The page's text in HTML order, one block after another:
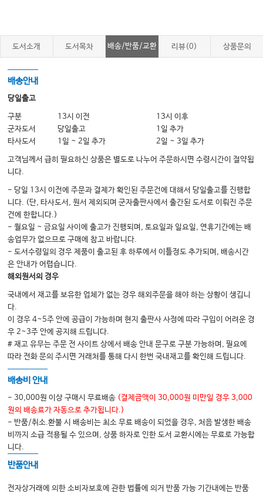
도서소개 도서목차 배송/반품/교환 리뷰(0) 상품문의
배송안내
당일출고
구분 13시 이전
13시 이후
군자도서
당일출고
1일 추가
타사도서
1일 ~ 2일 추가 2일 ~ 3일 추가
고객님께서 급히 필요하신 상품은 별도로 나누어 주문하시면 수령시간이 절약됩
니다.
- 당일 13시 이전에 주문과 결제가 확인된 주문건에 대해서 당일출고를 진행합
니다. (단, 타사도서, 원서 제외되며 군자출판사에서 출간된 도서로 이뤄진 주문
건에 한합니다.)
- 월요일 ~ 금요일 사이에 출고가 진행되며, 토요일과 일요일, 연휴기간에는 배
송업무가 없으므로 구매에 참고 바랍니다.
- 도서수령일의 경우 제품이 출고된 후 하루에서 이틀정도 추가되며, 배송시간
은 안내가 어렵습니다.
해외원서의 경우
국내에서 재고를 보유한 업체가 없는 경우 해외주문을 해야 하는 상황이 생깁니
다.
이 경우 4~5주 안에 공급이 가능하며 현지 출판사 사정에 따라 구입이 어려운 경
우 2~3주 안에 공지해 드립니다.
# 재고 유무는 주문 전 사이트 상에서 배송 안내 문구로 구분 가능하며, 필요에
따라 전화 문의 주시면 거래처를 통해 다시 한번 국내재고를 확인해 드립니다.
배송비 안내
- 30,000원 이상 구매시 무료배송 (결제금액이 30,000원 미만일 경우 3,000
원의 배송료가 자동으로 추가됩니다.)
- 반품/취소.환불 시 배송비는 최소 무료 배송이 되었을 경우, 처음 발생한 배송
비까지 소급 적용될 수 있으며, 상품 하자로 인한 도서 교환시에는 무료로 가능합
니다.
반품안내
전자상거래에 의한 소비자보호에 관한 법률에 의거 반품 가능 기간내에는 반품